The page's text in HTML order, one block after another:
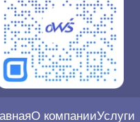
О компанииУслуги